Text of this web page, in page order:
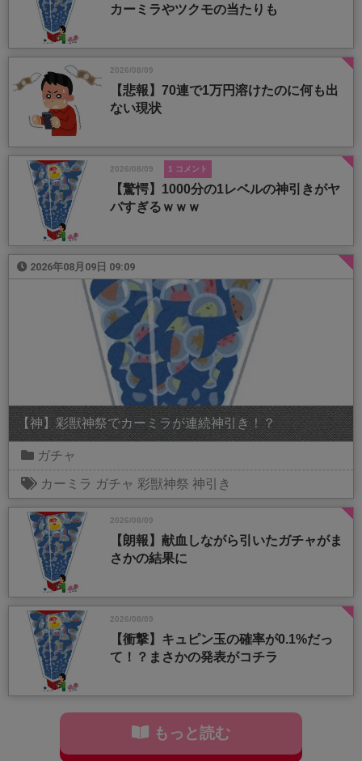
カーミラやツクモの当たりも
2026/08/09
【悲報】70連で1万円溶けたのに何も出
ない現状
2026/08/09 1 コメント
【驚愕】1000分の1レベルの神引きがヤ
バすぎるｗｗｗ
2026年08月09日 09:09
【神】彩獣神祭でカーミラが連続神引き！？
ガチャ
カーミラ ガチャ 彩獣神祭 神引き
2026/08/09
【朗報】献血しながら引いたガチャがま
さかの結果に
2026/08/09
【衝撃】キュピン玉の確率が0.1%だっ
て！？まさかの発表がコチラ
もっと読む